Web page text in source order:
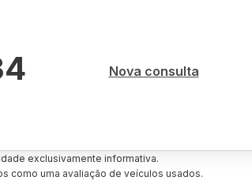
Nova consulta
exclusivamente informativa.
como uma avaliação de veículos usados.